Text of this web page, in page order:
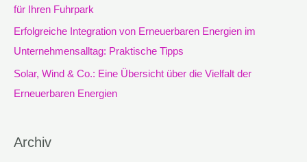
für Ihren Fuhrpark
Erfolgreiche Integration von Erneuerbaren Energien im
Unternehmensalltag: Praktische Tipps
Solar, Wind & Co.: Eine Übersicht über die Vielfalt der
Erneuerbaren Energien
Archiv